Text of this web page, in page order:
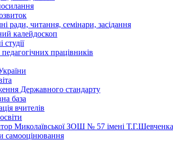
ради, читання, семінари, засідання
калейдоскоп
педагогічних працівників
Державного стандарту
база
вчителів
Миколаївської ЗОШ № 57 імені Т.Г.Шевченка
самооцінювання